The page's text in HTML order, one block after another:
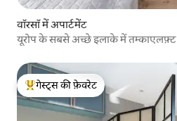
वॉरसॉ में अपार्टमेंट
यूरोप के सबसे अच्छे इलाके में तम्काएलफ़्ट
गेस्ट्स का टॉप फ़ेवरेट
गेस्ट्स की फ़ेवरेट